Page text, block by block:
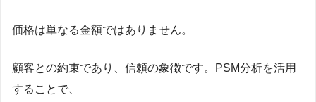
価格は単なる金額ではありません。
顧客との約束であり、信頼の象徴です。PSM分析を活用
することで、